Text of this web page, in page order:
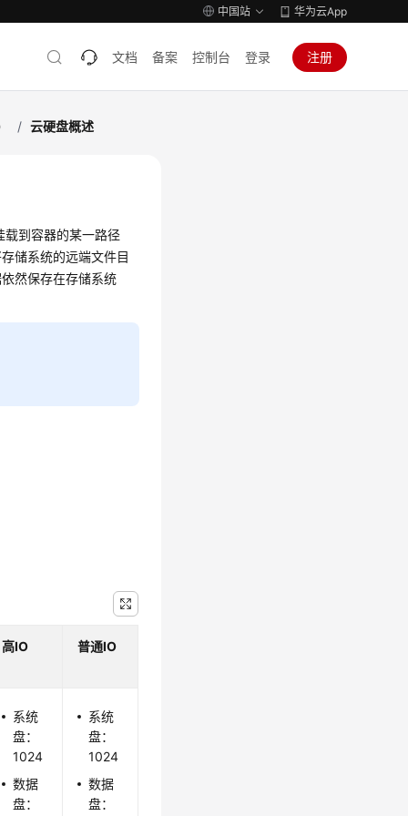
中国站 华为云App
文档 备案 控制台 登录 注册
/ 云硬盘概述
载到容器的某一路径
储系统的远端文件目
然保存在存储系统
高IO 普通IO
系统
盘：
1024
数据
盘：
系统
盘：
1024
数据
盘：